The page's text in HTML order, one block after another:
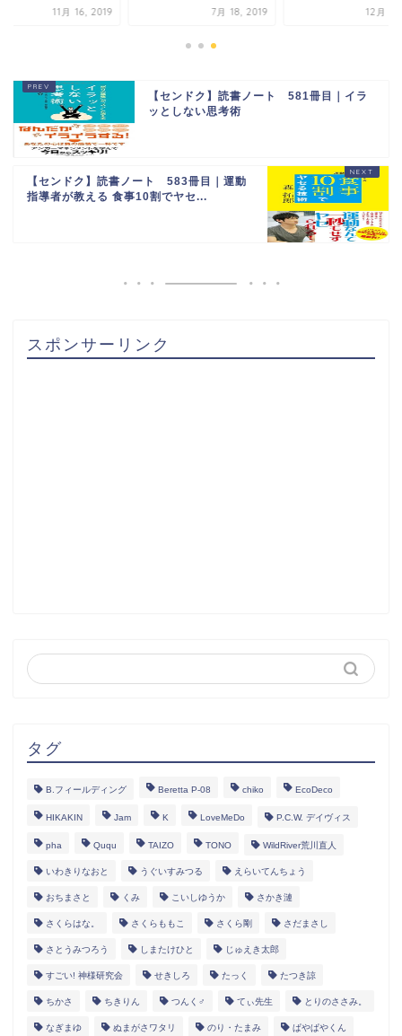
11月 16, 2019 7月 18, 2019 12月 4,
【センドク】読書ノート 581冊目｜イラ
ッとしない思考術
【センドク】読書ノート 583冊目｜運動
指導者が教える 食事10割でヤセ...
スポンサーリンク
タグ
B.フィールディング Beretta P-08 chiko EcoDeco
HIKAKIN Jam K LoveMeDo P.C.W. デイヴィス
pha Ququ TAIZO TONO WildRiver荒川直人
いわきりなおと うぐいすみつる えらいてんちょう
おちまさと くみ こいしゆうか さかき漣
さくらはな。 さくらももこ さくら剛 さだまさし
さとうみつろう しまたけひと じゅえき太郎
すごい! 神様研究会 せきしろ たっく たつき諒
ちかさ ちきりん つんく♂ てぃ先生 とりのささみ。
なぎまゆ ぬまがさワタリ のり・たまみ ぱやぱやくん